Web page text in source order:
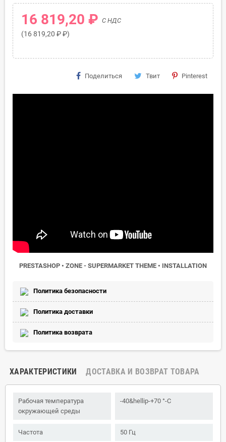
16 819,20 ₽ С НДС
(16 819,20 ₽ ₽)
Поделиться Твит Pinterest
PRESTASHOP • ZONE - SUPERMARKET THEME • INSTALLATION
Политика безопасности
Политика доставки
Политика возврата
ХАРАКТЕРИСТИКИ ДОСТАВКА И ВОЗВРАТ ТОВАРА
Рабочая температура
окружающей среды
-40&hellip-+70 °-C
Частота 50 Гц